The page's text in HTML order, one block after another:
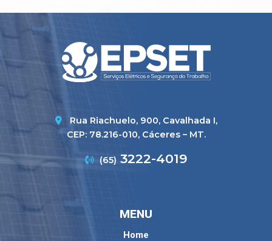
Rua Riachuelo, 900, Cavalhada I,
CEP: 78.216-010, Cáceres – MT.
Telefone
(65) 3222-4019
MENU
Home